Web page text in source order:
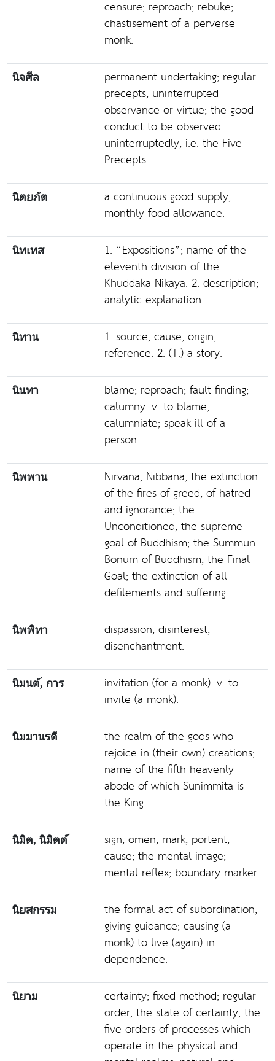
censure; reproach; rebuke;
chastisement of a perverse
monk.
นิจศีล
permanent undertaking; regular
precepts; uninterrupted
observance or virtue; the good
conduct to be observed
uninterruptedly, i.e. the Five
Precepts.
นิตยภัต
a continuous good supply;
monthly food allowance.
นิทเทส
1. “Expositions”; name of the
eleventh division of the
Khuddaka Nikaya. 2. description;
analytic explanation.
นิทาน
1. source; cause; origin;
reference. 2. (T.) a story.
นินทา
blame; reproach; fault-finding;
calumny. v. to blame;
calumniate; speak ill of a
person.
นิพพาน
Nirvana; Nibbana; the extinction
of the fires of greed, of hatred
and ignorance; the
Unconditioned; the supreme
goal of Buddhism; the Summun
Bonum of Buddhism; the Final
Goal; the extinction of all
defilements and suffering.
นิพพิทา
dispassion; disinterest;
disenchantment.
นิมนต์, การ
invitation (for a monk). v. to
invite (a monk).
นิมมานรดี
the realm of the gods who
rejoice in (their own) creations;
name of the fifth heavenly
abode of which Sunimmita is
the King.
นิมิต, นิมิตต์
sign; omen; mark; portent;
cause; the mental image;
mental reflex; boundary marker.
นิยสกรรม
the formal act of subordination;
giving guidance; causing (a
monk) to live (again) in
dependence.
นิยาม
certainty; fixed method; regular
order; the state of certainty; the
five orders of processes which
operate in the physical and